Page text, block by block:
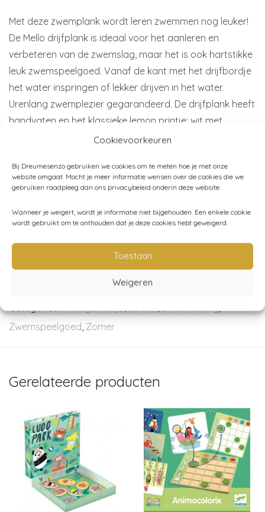
Cookievoorkeuren
Bij Dreumesenzo gebruiken we cookies om te meten hoe je met onze
website omgaat. Mocht je meer informatie wensen over de cookies die we
gebruiken raadpleeg dan ons privacybeleid onderin deze website.
Wanneer je weigert, wordt je informatie niet bijgehouden. Een enkele cookie
wordt gebruikt om te onthouden dat je deze cookies hebt geweigerd.
Toestaan
Weigeren
Met deze zwemplank wordt leren zwemmen nog leuker!
De Mello drijfplank is ideaal voor het aanleren en
verbeteren van de zwemslag, maar het is ook hartstikke
leuk zwemspeelgoed. Vanaf de kant met het drijfbordje
het water inspringen of lekker drijven in het water.
Urenlang zwemplezier gegarandeerd. De drijfplank heeft
handvaten en het klassieke lemon printje: wit met
Afmeting:46x32cm
Gewicht:tot 30 kg
waterdicht en slijtvast
Categorieën:Konges Sløjd,Spelen,Zwemkleding,
Zwemspeelgoed, Zomer
Gerelateerde producten